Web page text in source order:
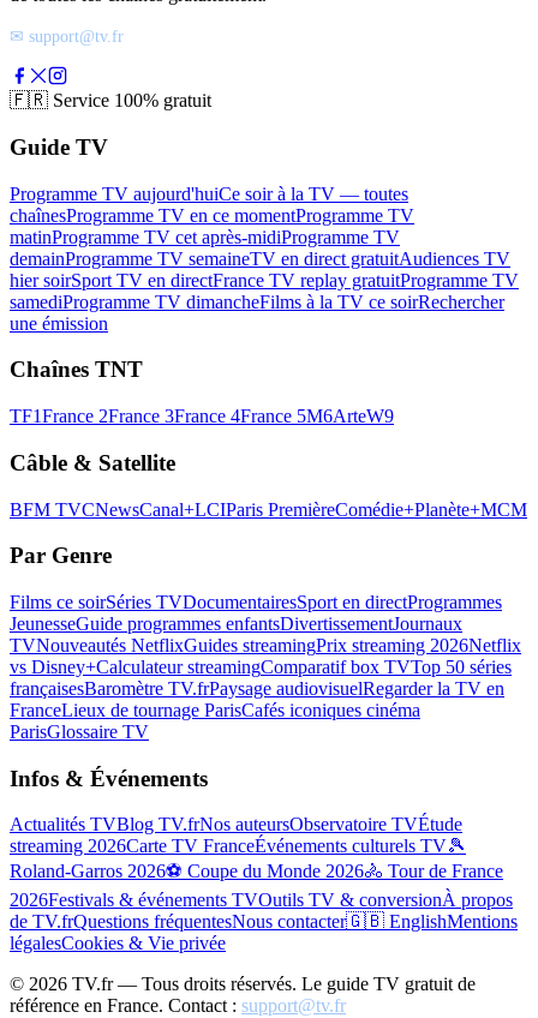
✉ support@tv.fr
🇫🇷 Service 100% gratuit
Guide TV
Programme TV aujourd'huiCe soir à la TV — toutes
chaînesProgramme TV en ce momentProgramme TV
matinProgramme TV cet après-midiProgramme TV
demainProgramme TV semaineTV en direct gratuitAudiences TV
hier soirSport TV en directFrance TV replay gratuitProgramme TV
samediProgramme TV dimancheFilms à la TV ce soirRechercher
une émission
Chaînes TNT
TF1France 2France 3France 4France 5M6ArteW9
Câble & Satellite
BFM TVCNewsCanal+LCIParis PremièreComédie+Planète+MCM
Par Genre
Films ce soirSéries TVDocumentairesSport en directProgrammes
JeunesseGuide programmes enfantsDivertissementJournaux
TVNouveautés NetflixGuides streamingPrix streaming 2026Netflix
vs Disney+Calculateur streamingComparatif box TVTop 50 séries
françaisesBaromètre TV.frPaysage audiovisuelRegarder la TV en
FranceLieux de tournage ParisCafés iconiques cinéma
ParisGlossaire TV
Infos & Événements
Actualités TVBlog TV.frNos auteursObservatoire TVÉtude
streaming 2026Carte TV FranceÉvénements culturels TV🎾
Roland-Garros 2026⚽ Coupe du Monde 2026🚴 Tour de France
2026Festivals & événements TVOutils TV & conversionÀ propos
de TV.frQuestions fréquentesNous contacter🇬🇧 EnglishMentions
légalesCookies & Vie privée
© 2026 TV.fr — Tous droits réservés. Le guide TV gratuit de
référence en France. Contact : support@tv.fr